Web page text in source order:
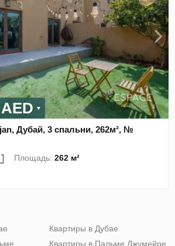
Дубай, 3 спальни, 262м², №
Площадь:262 м²
Квартиры в Дубае
Квартиры в Пальме Джумейре